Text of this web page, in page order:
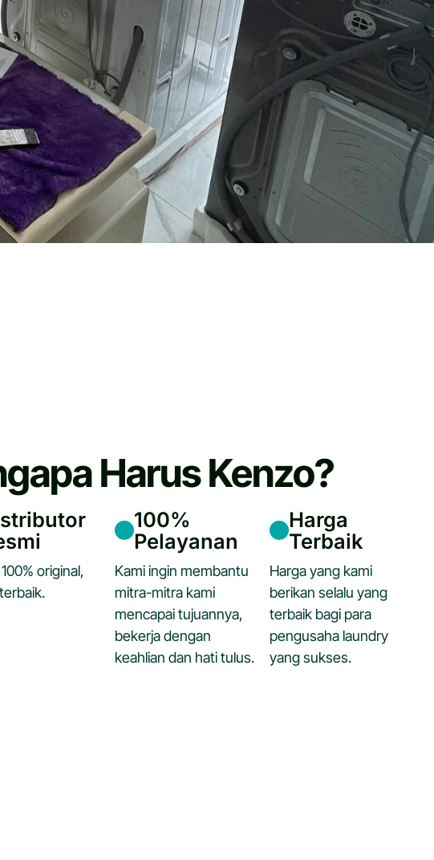
Harus Kenzo?
original,
100%
Pelayanan
Kami ingin membantu
mitra-mitra kami
mencapai tujuannya,
bekerja dengan
keahlian dan hati tulus.
Harga
Terbaik
Harga yang kami
berikan selalu yang
terbaik bagi para
pengusaha laundry
yang sukses.